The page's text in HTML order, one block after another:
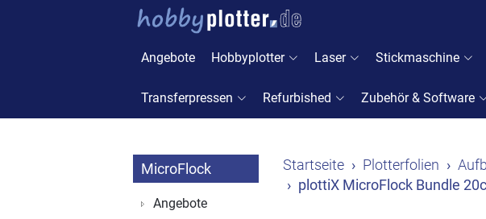
Angebote Hobbyplotter Laser Stickmaschine
Transferpressen Refurbished Zubehör & Software
Startseite Plotterfolien
plottiX MicroFlock Bundle
MicroFlock
Angebote